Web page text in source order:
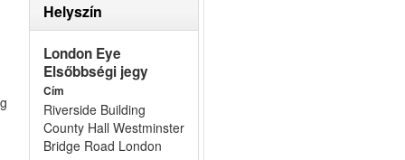
Helyszín
London Eye
Elsőbbségi jegy
Cím
Riverside Building
County Hall Westminster
Bridge Road London